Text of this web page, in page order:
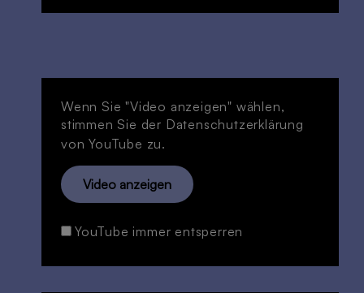
Wenn Sie "Video anzeigen" wählen,
stimmen Sie der Datenschutzerklärung
von YouTube zu.
Video anzeigen
YouTube immer entsperren